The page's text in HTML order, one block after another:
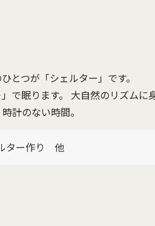
とつが「シェルター」です。
で眠ります。 大自然のリズムに
計のない時間。
ター作り 他